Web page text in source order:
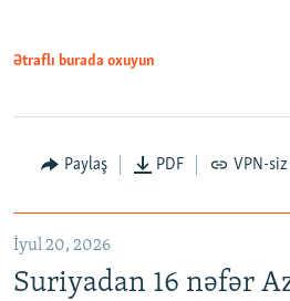
Auto
Ətraflı burada oxuyun
Paylaş PDF VPN-
İyul 20, 2026
Suriyadan 16 nəfər